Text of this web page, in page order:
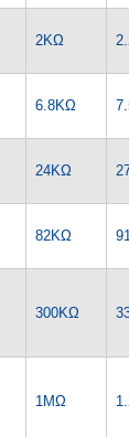
2KΩ
6.8KΩ
24KΩ
82KΩ
300KΩ
1MΩ